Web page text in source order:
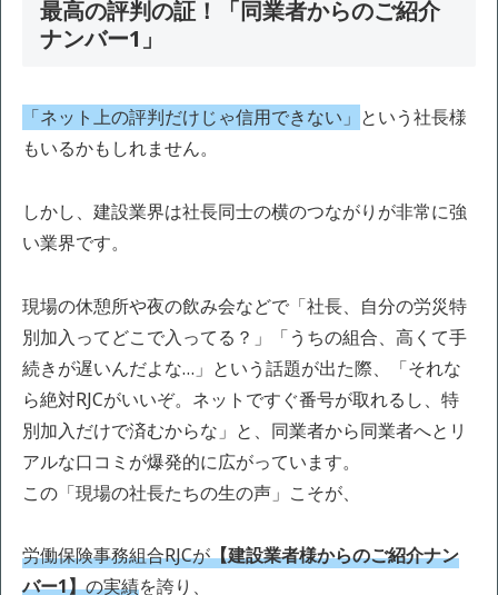
最高の評判の証！「同業者からのご紹介
ナンバー1」
「ネット上の評判だけじゃ信用できない」 という社長様
もいるかもしれません。
しかし、建設業界は社長同士の横のつながりが非常に強
い業界です。
現場の休憩所や夜の飲み会などで「社長、自分の労災特
別加入ってどこで入ってる？」「うちの組合、高くて手
続きが遅いんだよな…」という話題が出た際、「それな
ら絶対RJCがいいぞ。ネットですぐ番号が取れるし、特
別加入だけで済むからな」と、同業者から同業者へとリ
アルな口コミが爆発的に広がっています。
この「現場の社長たちの生の声」こそが、
労働保険事務組合RJCが【建設業者様からのご紹介ナン
バー1】の実績を誇り、